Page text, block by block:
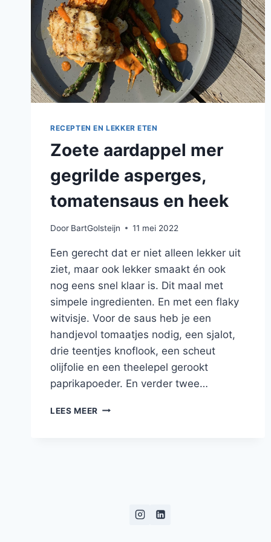
RECEPTEN EN LEKKER ETEN
Zoete aardappel mer
gegrilde asperges,
tomatensaus en heek
Door BartGolsteijn 11 mei 2022
Een gerecht dat er niet alleen lekker uit
ziet, maar ook lekker smaakt én ook
nog eens snel klaar is. Dit maal met
simpele ingredienten. En met een flaky
witvisje. Voor de saus heb je een
handjevol tomaatjes nodig, een sjalot,
drie teentjes knoflook, een scheut
olijfolie en een theelepel gerookt
paprikapoeder. En verder twee…
LEES MEER ZOETE